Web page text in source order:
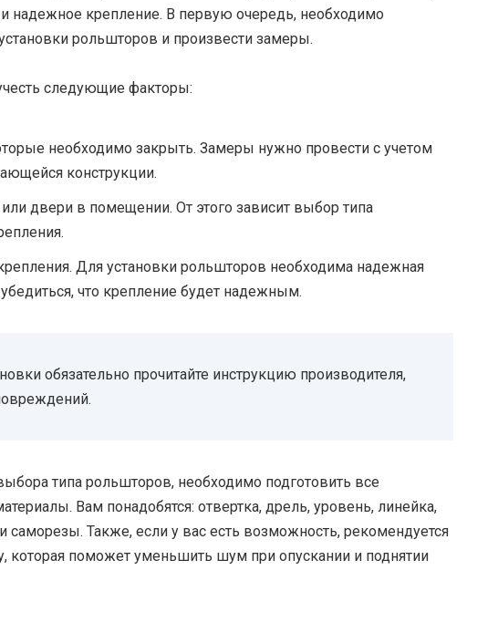
надежное крепление. В первую очередь, необходимо
рольшторов и произвести замеры.
следующие факторы:
необходимо закрыть. Замеры нужно провести с учетом
конструкции.
двери в помещении. От этого зависит выбор типа
Для установки рольшторов необходима надежная
что крепление будет надежным.
обязательно прочитайте инструкцию производителя,
типа рольшторов, необходимо подготовить все
Вам понадобятся: отвертка, дрель, уровень, линейка,
Также, если у вас есть возможность, рекомендуется
которая поможет уменьшить шум при опускании и поднятии